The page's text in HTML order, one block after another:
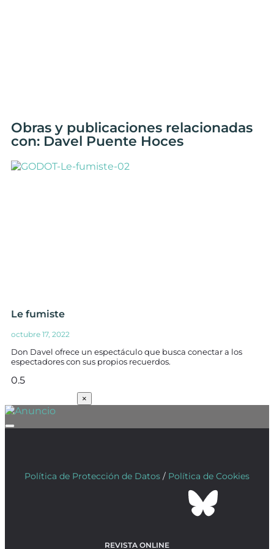
Obras y publicaciones relacionadas
con: Davel Puente Hoces
Le fumiste
octubre 17, 2022
Don Davel ofrece un espectáculo que busca conectar a los
espectadores con sus propios recuerdos.
×
Política de Protección de Datos / Política de Cookies
REVISTA ONLINE